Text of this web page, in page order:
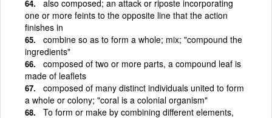
also composed; an attack or riposte incorporating
one or more feints to the opposite line that the action
finishes in
combine so as to form a whole; mix; "compound the
ingredients"
composed of two or more parts, a compound leaf is
made of leaflets
composed of many distinct individuals united to form
a whole or colony; "coral is a colonial organism"
To form or make by combining different elements,